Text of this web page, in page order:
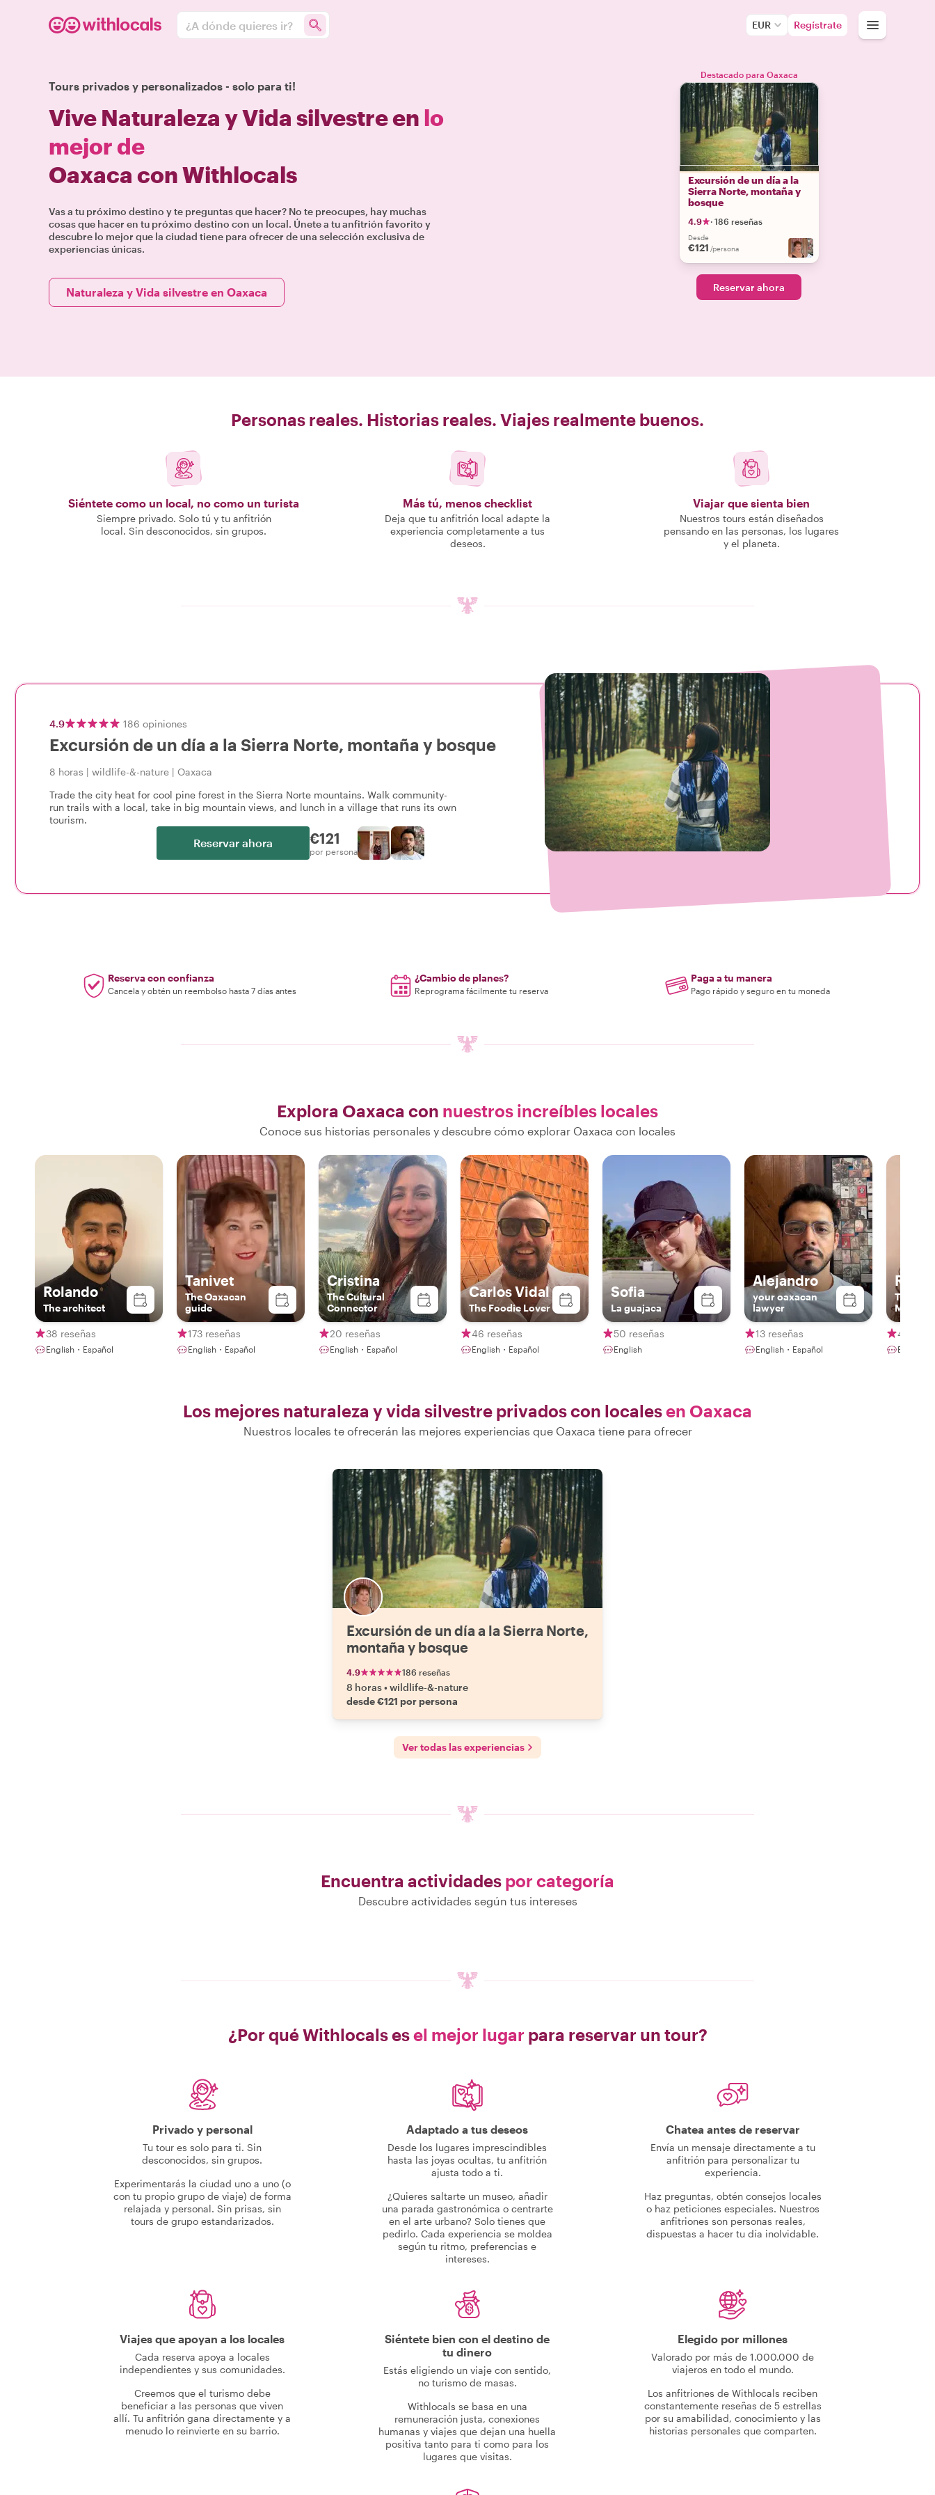
¿A dónde quieres ir? EUR Regístrate
Tours privados y personalizados - solo para ti!
Vive Naturaleza y Vida silvestre en lo
mejor de
Oaxaca con Withlocals
Vas a tu próximo destino y te preguntas que hacer? No te preocupes, hay muchas
cosas que hacer en tu próximo destino con un local. Únete a tu anfitrión favorito y
descubre lo mejor que la ciudad tiene para ofrecer de una selección exclusiva de
experiencias únicas.
Naturaleza y Vida silvestre en Oaxaca
Destacado para Oaxaca
Excursión de un día a la
Sierra Norte, montaña y
bosque
4.9 · 186 reseñas
Desde
€121 /persona
Reservar ahora
Personas reales. Historias reales. Viajes realmente buenos.
Siéntete como un local, no como un turista
Siempre privado. Solo tú y tu anfitrión
local. Sin desconocidos, sin grupos.
Más tú, menos checklist
Deja que tu anfitrión local adapte la
experiencia completamente a tus
deseos.
Viajar que sienta bien
Nuestros tours están diseñados
pensando en las personas, los lugares
y el planeta.
4.9 186 opiniones
Excursión de un día a la Sierra Norte, montaña y bosque
8 horas | wildlife-&-nature | Oaxaca
Trade the city heat for cool pine forest in the Sierra Norte mountains. Walk community-
run trails with a local, take in big mountain views, and lunch in a village that runs its own
tourism.
Reservar ahora €121
por persona
Reserva con confianza
Cancela y obtén un reembolso hasta 7 días antes
¿Cambio de planes?
Reprograma fácilmente tu reserva
Paga a tu manera
Pago rápido y seguro en tu moneda
Explora Oaxaca con nuestros increíbles locales
Conoce sus historias personales y descubre cómo explorar Oaxaca con locales
Rolando
The architect
38 reseñas
English・Español
Tanivet
The Oaxacan
guide
173 reseñas
English・Español
Cristina
The Cultural
Connector
20 reseñas
English・Español
Carlos Vidal
The Foodie Lover
46 reseñas
English・Español
Sofia
La guajaca
50 reseñas
English
Alejandro
your oaxacan
lawyer
13 reseñas
English・Español
The
49
English
Los mejores naturaleza y vida silvestre privados con localesen Oaxaca
Nuestros locales te ofrecerán las mejores experiencias que Oaxaca tiene para ofrecer
Excursión de un día a la Sierra Norte,
montaña y bosque
4.9 186 reseñas
8 horas•wildlife-&-nature
desde €121 por persona
Ver todas las experiencias
Encuentra actividades por categoría
Descubre actividades según tus intereses
¿Por qué Withlocals esel mejor lugar para reservar un tour?
Privado y personal
Tu tour es solo para ti. Sin
desconocidos, sin grupos.
Experimentarás la ciudad uno a uno (o
con tu propio grupo de viaje) de forma
relajada y personal. Sin prisas, sin
tours de grupo estandarizados.
Adaptado a tus deseos
Desde los lugares imprescindibles
hasta las joyas ocultas, tu anfitrión
ajusta todo a ti.
¿Quieres saltarte un museo, añadir
una parada gastronómica o centrarte
en el arte urbano? Solo tienes que
pedirlo. Cada experiencia se moldea
según tu ritmo, preferencias e
intereses.
Chatea antes de reservar
Envía un mensaje directamente a tu
anfitrión para personalizar tu
experiencia.
Haz preguntas, obtén consejos locales
o haz peticiones especiales. Nuestros
anfitriones son personas reales,
dispuestas a hacer tu día inolvidable.
Viajes que apoyan a los locales
Cada reserva apoya a locales
independientes y sus comunidades.
Creemos que el turismo debe
beneficiar a las personas que viven
allí. Tu anfitrión gana directamente y a
menudo lo reinvierte en su barrio.
Siéntete bien con el destino de
tu dinero
Estás eligiendo un viaje con sentido,
no turismo de masas.
Withlocals se basa en una
remuneración justa, conexiones
humanas y viajes que dejan una huella
positiva tanto para ti como para los
lugares que visitas.
Elegido por millones
Valorado por más de 1.000.000 de
viajeros en todo el mundo.
Los anfitriones de Withlocals reciben
constantemente reseñas de 5 estrellas
por su amabilidad, conocimiento y las
historias personales que comparten.